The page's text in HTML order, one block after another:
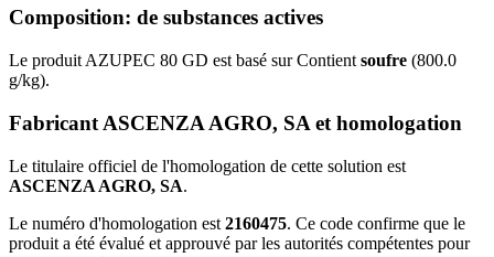
Composition: de substances actives
Le produit AZUPEC 80 GD est basé sur Contient soufre (800.0
g/kg).
Fabricant ASCENZA AGRO, SA et homologation
Le titulaire officiel de l'homologation de cette solution est
ASCENZA AGRO, SA.
Le numéro d'homologation est 2160475. Ce code confirme que le
produit a été évalué et approuvé par les autorités compétentes pour